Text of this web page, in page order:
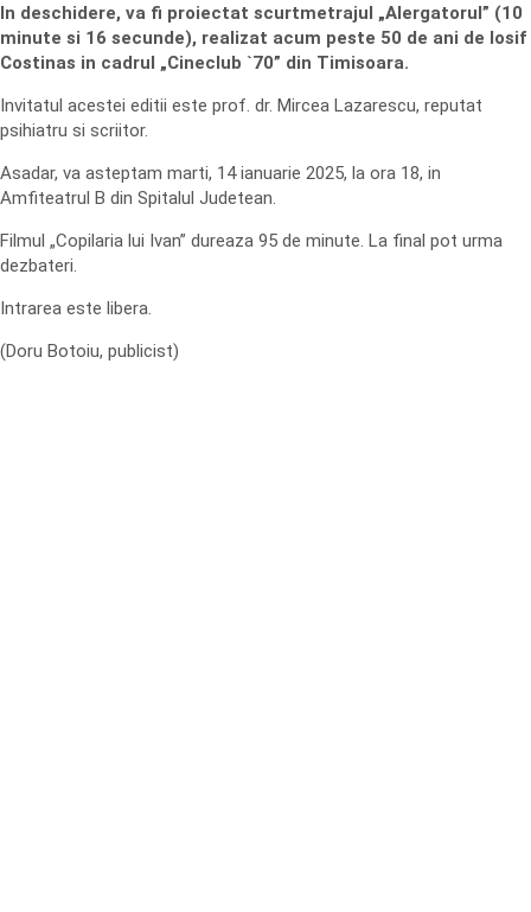
In deschidere, va fi proiectat scurtmetrajul „Alergatorul” (10
minute si 16 secunde), realizat acum peste 50 de ani de Iosif
Costinas in cadrul „Cineclub `70” din Timisoara.
Invitatul acestei editii este prof. dr. Mircea Lazarescu, reputat
psihiatru si scriitor.
Asadar, va asteptam marti, 14 ianuarie 2025, la ora 18, in
Amfiteatrul B din Spitalul Judetean.
Filmul „Copilaria lui Ivan” dureaza 95 de minute. La final pot urma
dezbateri.
Intrarea este libera.
(Doru Botoiu, publicist)